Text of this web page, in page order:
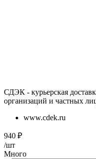
СДЭК - курьерская
организаций и частных
www.cdek.ru
940 ₽
/шт
Много